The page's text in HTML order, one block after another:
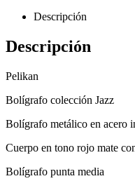
Descripción
Descripción
Pelikan
Bolígrafo colección Jazz
Bolígrafo metálico en acero
Cuerpo en tono rojo mate
Bolígrafo punta media